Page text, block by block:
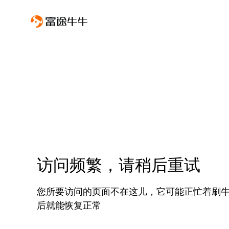
访问频繁，请稍后重试
您所要访问的页面不在这儿，它可能正忙着刷
后就能恢复正常